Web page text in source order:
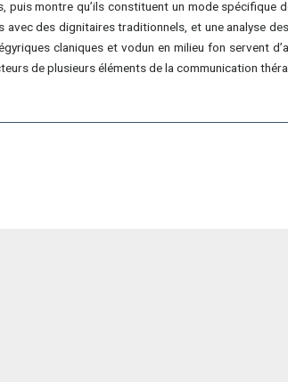
montre qu’ils constituent un mode spécifique
des dignitaires traditionnels, et une analyse
claniques et vodun en milieu fon servent
de plusieurs éléments de la communication